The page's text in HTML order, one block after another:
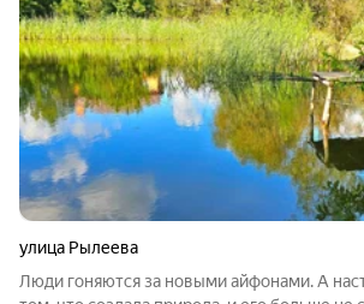
улица Рылеева
Люди гоняются за новыми айфонами. А